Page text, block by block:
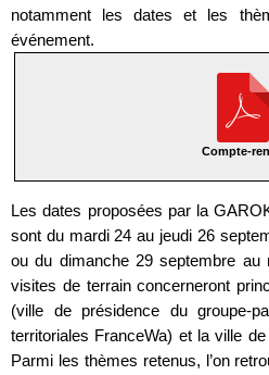
notamment les dates et les
événement.
Compte-
Les dates proposées par la
sont du mardi 24 au jeudi 26
ou du dimanche 29 septembre au
visites de terrain concerneront
(ville de présidence du groupe-
territoriales FranceWa) et la ville
Parmi les thèmes retenus, l’on